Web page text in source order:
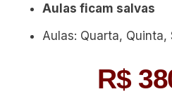
Aulas ficam salvas
Aulas: Quarta, Quinta,
R$